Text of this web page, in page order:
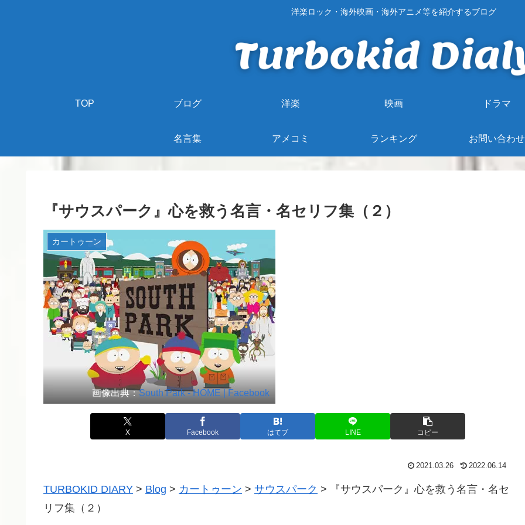
洋楽ロック・海外映画・海外アニメ等を紹介するブログ
TOP ブログ 洋楽 映画 ドラマ
名言集 アメコミ ランキング お問い合わせ
『サウスパーク』心を救う名言・名セリフ集（２）
カートゥーン
画像出典：South Park - HOME | Facebook
X Facebook はてブ LINE コピー
2021.03.26 2022.06.14
TURBOKID DIARY > Blog > カートゥーン > サウスパーク >
『サウスパーク』心を救う名言・名セ
リフ集（２）